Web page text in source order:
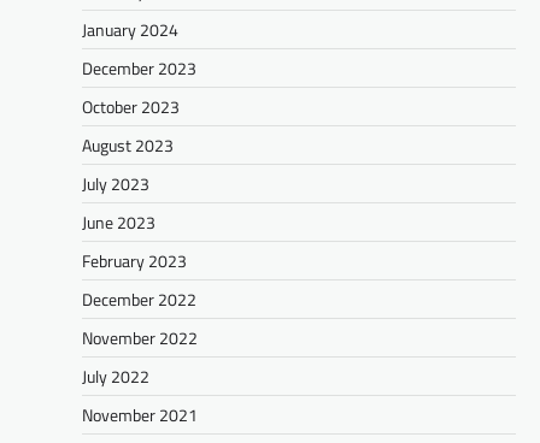
January 2024
December 2023
October 2023
August 2023
July 2023
June 2023
February 2023
December 2022
November 2022
July 2022
November 2021